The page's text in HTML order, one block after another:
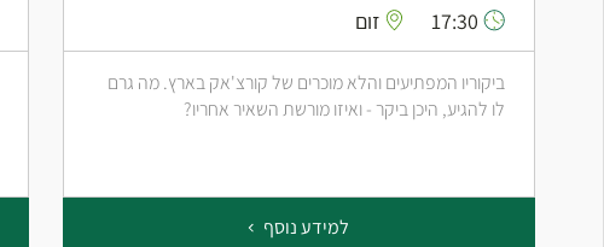
17:30 זום
ביקוריו המפתיעים והלא מוכרים של קורצ'אק בארץ. מה גרם
לו להגיע, היכן ביקר - ואיזו מורשת השאיר אחריו?
למידע נוסף